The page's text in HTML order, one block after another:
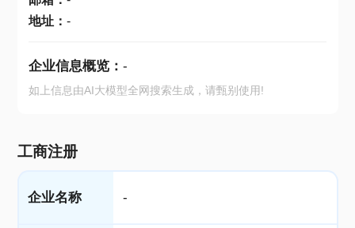
地址： -
企业信息概览： -
如上信息由AI大模型全网搜索生成，请甄别使用!
工商注册
企业名称 -